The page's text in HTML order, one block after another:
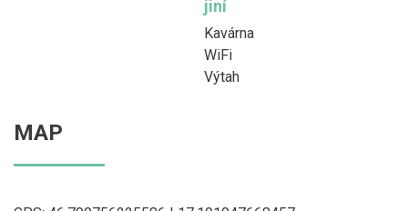
jiní
Kavárna
WiFi
Výtah
MAP